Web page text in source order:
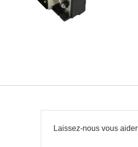
Laissez-nous vous aider